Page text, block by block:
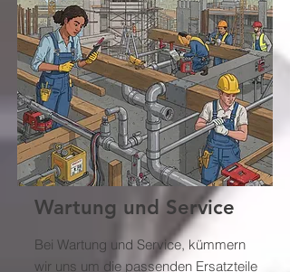
Wartung und Service
Bei Wartung und Service, kümmern
wir uns um die passenden Ersatzteile